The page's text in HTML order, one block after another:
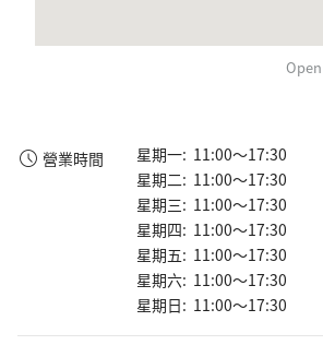
營業時間
星期一: 11:00～17:30
星期二: 11:00～17:30
星期三: 11:00～17:30
星期四: 11:00～17:30
星期五: 11:00～17:30
星期六: 11:00～17:30
星期日: 11:00～17:30